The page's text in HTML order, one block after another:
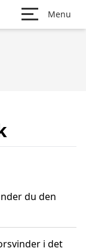
Menu
du den
i det